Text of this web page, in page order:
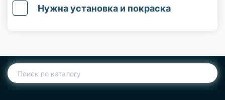
Нужна установка и покраска